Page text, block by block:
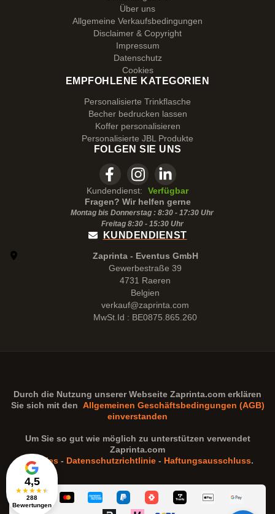
4,5
★★★★★
288
Bewertungen
Über uns
Allgemeine Verkaufsbedingungen
Disclaimer & Copyright
Impressum
Datenschutz
Cookies
EMPFOHLENE KATEGORIEN
Personalisierte Trinkflasche
Becher bedrucken lassen
Koffer personalisieren
Personalisierte JBL Produkte
FOLGEN SIE UNS
Kundendienst:
Verfügbar
Fragen? Wir helfen gerne
Montag bis Donnerstag : 8:30 - 17:30 Uhr
Freitag 8:30 - 15:30Uhr
KUNDENDIENST
Zaprinta - Eventus GmbH
Gewerbestraße 39
4731 Raeren
Belgien
verkauf@zaprinta.com
MwSt.Id : BE0875.865.260
Durch die Nutzung unserer Webseite Zaprinta.com erklären
Sie sich mit den Allgemeinen Geschäftsbedingungen (AGB)
einverstanden
Um Sie so gut wie möglich zu unterstützen verwendet
Zaprinta.com
Cookies - Datenschutzrichtlinie - Haftungsausschluss.